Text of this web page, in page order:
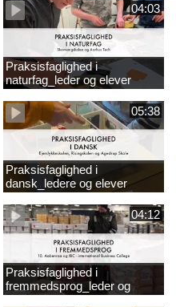
04:03
Praksisfaglighed i
naturfag_leder og elever
05:38
Praksisfaglighed i
dansk_ledere og elever
04:12
Praksisfaglighed i
fremmedsprog_leder og
elever